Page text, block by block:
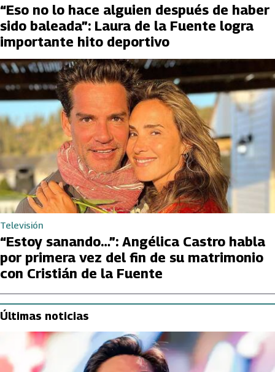
“Eso no lo hace alguien después de haber
sido baleada”: Laura de la Fuente logra
importante hito deportivo
Televisión
“Estoy sanando…”: Angélica Castro habla
por primera vez del fin de su matrimonio
con Cristián de la Fuente
Últimas noticias